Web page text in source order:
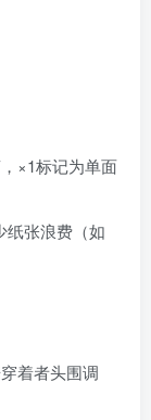
×1标记为单面
纸张浪费（如
着者头围调